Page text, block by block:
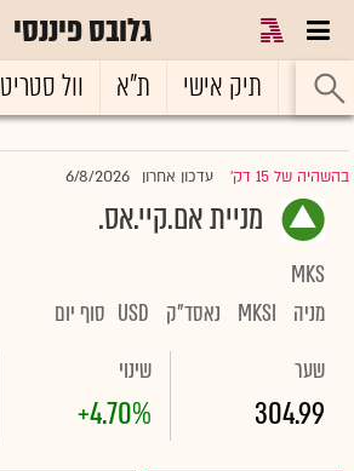
גלובס פיננסי
ראשי תיק אישי ת"א וול סטריט
בהשהיה של 15 דק' |עדכון אחרון 6/8/2026
מניית אם.קיי.אס.
MKS
מניה
MKSI נאסד"ק USD סוף יום
שער
304.99
שינוי
+4.70%